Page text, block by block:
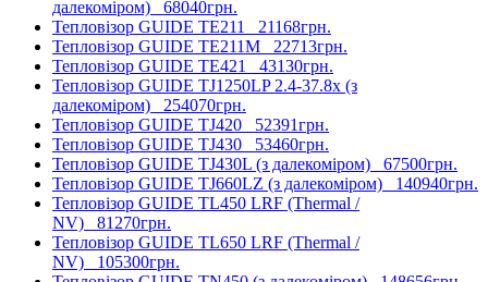
далекоміром) 68040грн.
Тепловізор GUIDE TE211 21168грн.
Тепловізор GUIDE TE211M 22713грн.
Тепловізор GUIDE TE421 43130грн.
Тепловізор GUIDE TJ1250LP 2.4-37.8x (з
далекоміром) 254070грн.
Тепловізор GUIDE TJ420 52391грн.
Тепловізор GUIDE TJ430 53460грн.
Тепловізор GUIDE TJ430L (з далекоміром) 67500грн.
Тепловізор GUIDE TJ660LZ (з далекоміром) 140940грн.
Тепловізор GUIDE TL450 LRF (Thermal /
NV) 81270грн.
Тепловізор GUIDE TL650 LRF (Thermal /
NV) 105300грн.